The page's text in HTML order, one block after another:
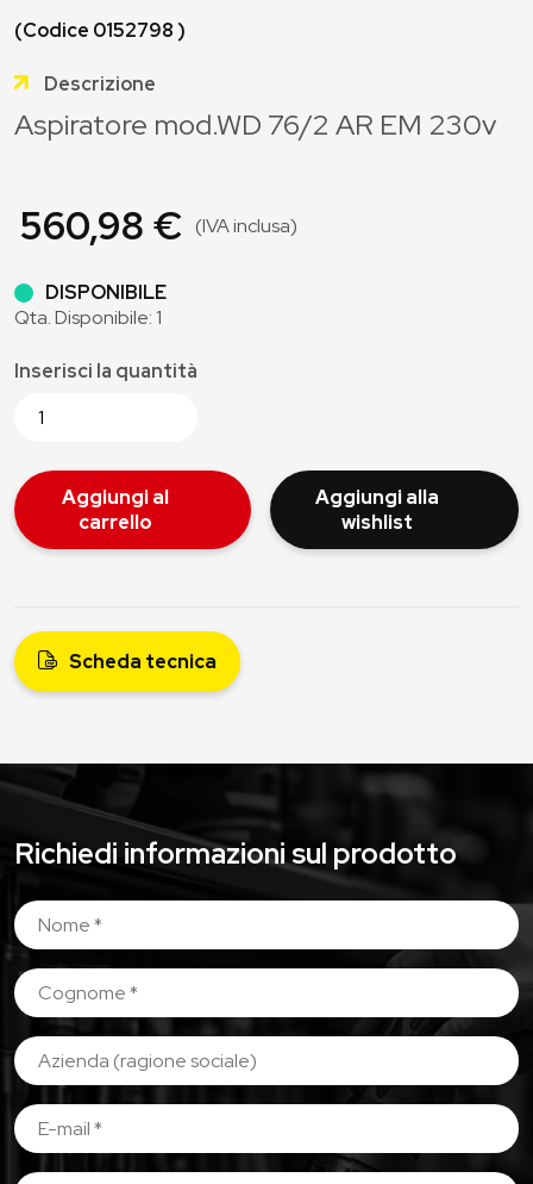
(Codice 0152798 )
Descrizione
Aspiratore mod.WD 76/2 AR EM 230v
560,98 € (IVA inclusa)
DISPONIBILE
Qta. Disponibile: 1
Inserisci la quantità
Aggiungi al
carrello
Aggiungi alla
wishlist
Scheda tecnica
Richiedi informazioni sul prodotto